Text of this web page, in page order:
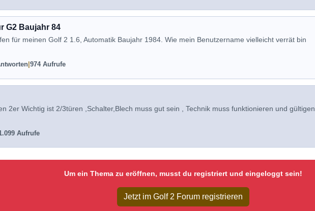
G2 Baujahr 84
für meinen Golf 2 1.6, Automatik Baujahr 1984. Wie mein Benutzername vielleicht verrät bin
974 Aufrufe
2er Wichtig ist 2/3türen ,Schalter,Blech muss gut sein , Technik muss funktionieren und gültigen
Aufrufe
Um ein Thema zu eröffnen, musst du registriert und eingeloggt sein!
Jetzt im Golf 2 Forum registrieren